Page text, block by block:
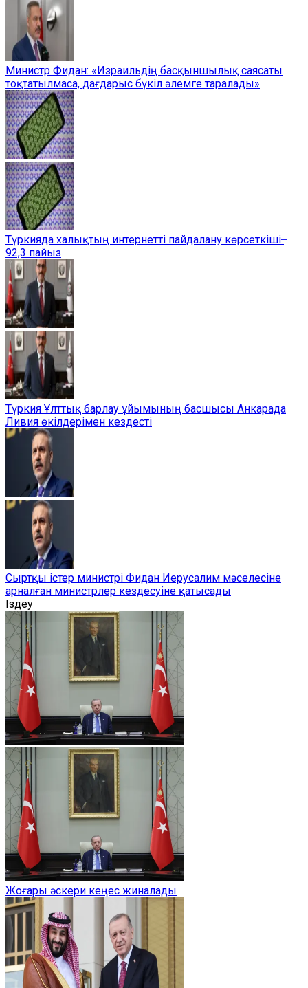
Министр Фидан: «Израильдің басқыншылық саясаты
тоқтатылмаса, дағдарыс бүкіл әлемге таралады»
Түркияда халықтың интернетті пайдалану көрсеткіші ̶
92,3 пайыз
Түркия Ұлттық барлау ұйымының басшысы Анкарада
Ливия өкілдерімен кездесті
Сыртқы істер министрі Фидан Иерусалим мәселесіне
арналған министрлер кездесуіне қатысады
Іздеу
Жоғары әскери кеңес жиналады